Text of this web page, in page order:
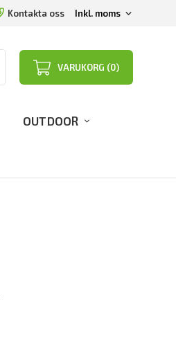
Kontakta oss
VARUKORG (0)
OUTDOOR